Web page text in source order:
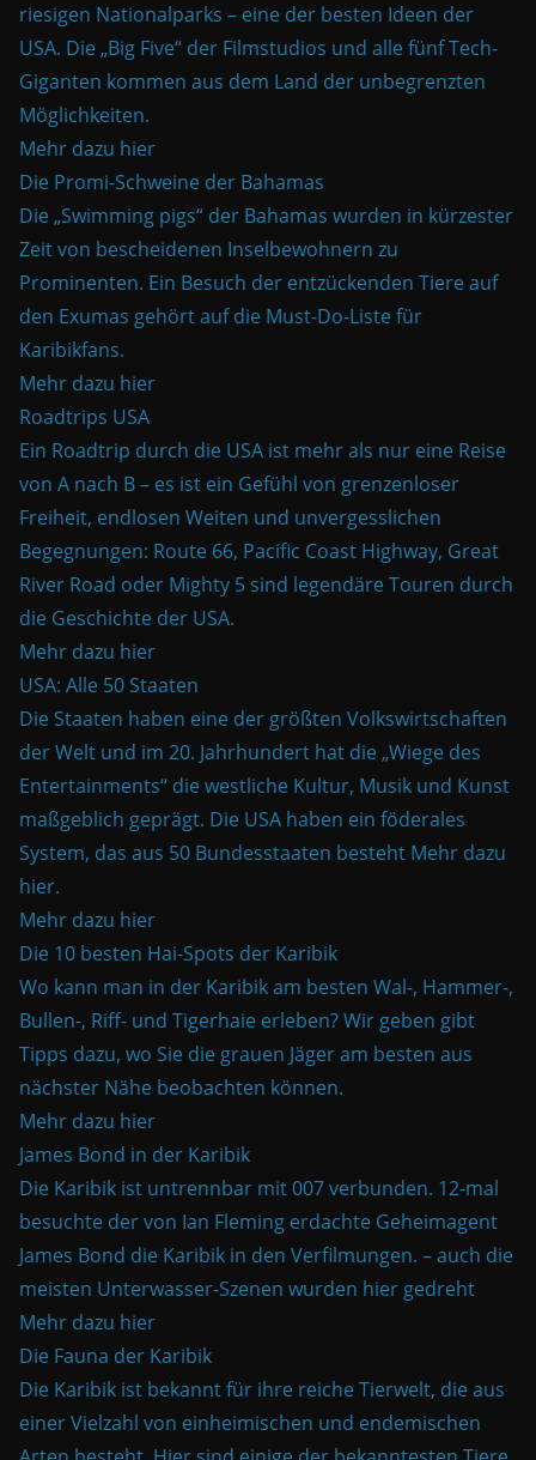
riesigen Nationalparks – eine der besten Ideen der
USA. Die „Big Five“ der Filmstudios und alle fünf Tech-
Giganten kommen aus dem Land der unbegrenzten
Möglichkeiten.
Mehr dazu hier
Die Promi-Schweine der Bahamas
Die „Swimming pigs“ der Bahamas wurden in kürzester
Zeit von bescheidenen Inselbewohnern zu
Prominenten. Ein Besuch der entzückenden Tiere auf
den Exumas gehört auf die Must-Do-Liste für
Karibikfans.
Mehr dazu hier
Roadtrips USA
Ein Roadtrip durch die USA ist mehr als nur eine Reise
von A nach B – es ist ein Gefühl von grenzenloser
Freiheit, endlosen Weiten und unvergesslichen
Begegnungen: Route 66, Pacific Coast Highway, Great
River Road oder Mighty 5 sind legendäre Touren durch
die Geschichte der USA.
Mehr dazu hier
USA: Alle 50 Staaten
Die Staaten haben eine der größten Volkswirtschaften
der Welt und im 20. Jahrhundert hat die „Wiege des
Entertainments“ die westliche Kultur, Musik und Kunst
maßgeblich geprägt. Die USA haben ein föderales
System, das aus 50 Bundesstaaten besteht Mehr dazu
hier.
Mehr dazu hier
Die 10 besten Hai-Spots der Karibik
Wo kann man in der Karibik am besten Wal-, Hammer-,
Bullen-, Riff- und Tigerhaie erleben? Wir geben gibt
Tipps dazu, wo Sie die grauen Jäger am besten aus
nächster Nähe beobachten können.
Mehr dazu hier
James Bond in der Karibik
Die Karibik ist untrennbar mit 007 verbunden. 12-mal
besuchte der von Ian Fleming erdachte Geheimagent
James Bond die Karibik in den Verfilmungen. – auch die
meisten Unterwasser-Szenen wurden hier gedreht
Mehr dazu hier
Die Fauna der Karibik
Die Karibik ist bekannt für ihre reiche Tierwelt, die aus
einer Vielzahl von einheimischen und endemischen